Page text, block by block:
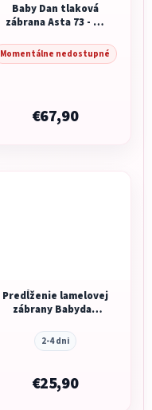
Baby Dan tlaková
zábrana Asta 73 - 80
Momentálne nedostupné
€67,90
Predĺženie lamelovej
zábrany Babydan
2-4 dni
€25,90